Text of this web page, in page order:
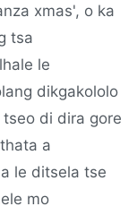
xmas', o ka
tsa
le
dikgakololo
di dira gore
a
le ditsela tse
mo